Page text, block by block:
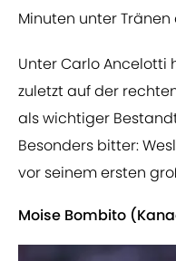
Minuten unter
Unter Carlo Ancelotti
zuletzt auf der
als wichtiger
Besonders bitter:
vor seinem ersten
Moise Bombito